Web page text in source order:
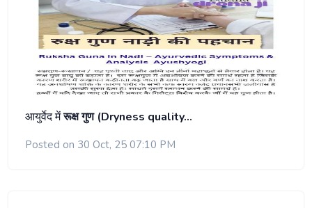
आयुर्वेद मेंरूक्ष गुण (Dryness quality…
Posted on 30 Oct, 25 07:10 PM